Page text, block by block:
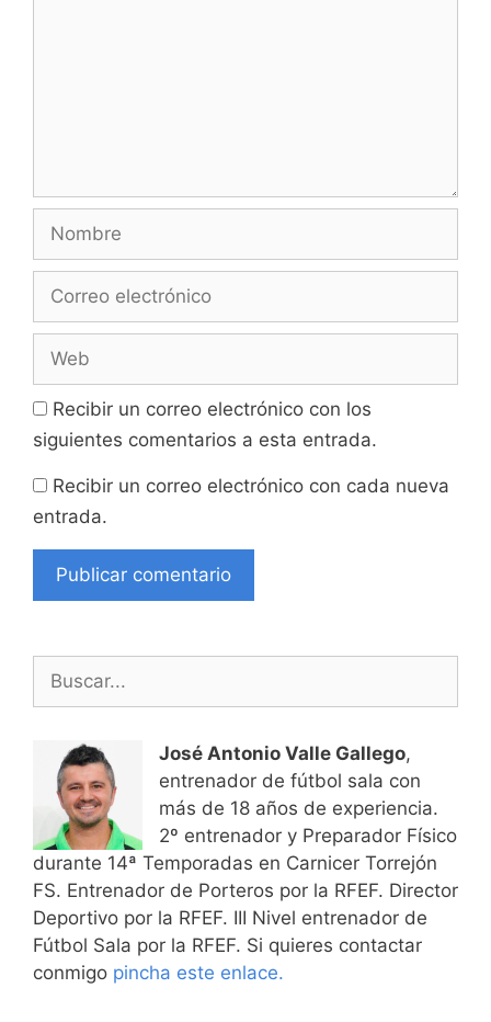
Nombre
Correo
Web
Recibir un correo electrónico con los
siguientes comentarios a esta entrada.
Recibir un correo electrónico con cada nueva
entrada.
Buscar:
José Antonio Valle Gallego,
entrenador de fútbol sala con
más de 18 años de experiencia.
2º entrenador y Preparador Físico
durante 14ª Temporadas en Carnicer Torrejón
FS. Entrenador de Porteros por la RFEF. Director
Deportivo por la RFEF. III Nivel entrenador de
Fútbol Sala por la RFEF. Si quieres contactar
conmigo pincha este enlace.